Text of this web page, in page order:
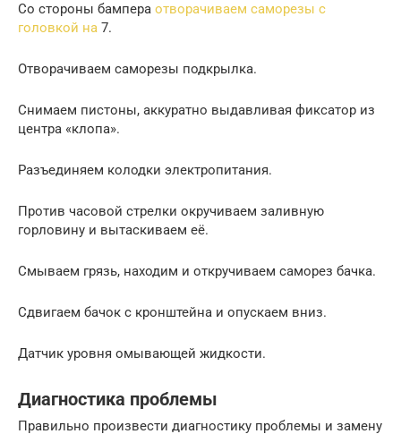
Со стороны бампера отворачиваем саморезы с
головкой на 7.
Отворачиваем саморезы подкрылка.
Снимаем пистоны, аккуратно выдавливая фиксатор из
центра «клопа».
Разъединяем колодки электропитания.
Против часовой стрелки окручиваем заливную
горловину и вытаскиваем её.
Смываем грязь, находим и откручиваем саморез бачка.
Сдвигаем бачок с кронштейна и опускаем вниз.
Датчик уровня омывающей жидкости.
Диагностика проблемы
Правильно произвести диагностику проблемы и замену